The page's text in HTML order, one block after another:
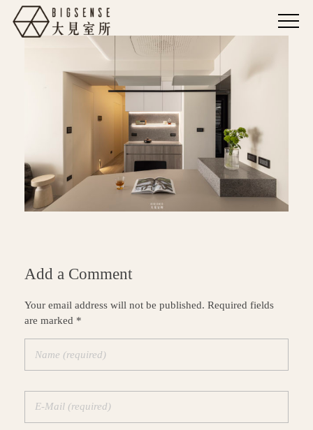
Add a Comment
Your email address will not be published. Required fields
are marked *